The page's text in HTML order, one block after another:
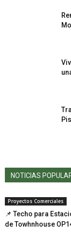
NOTICIAS
Proyectos Comerciales
📌 Techo para
de Towhnhouse